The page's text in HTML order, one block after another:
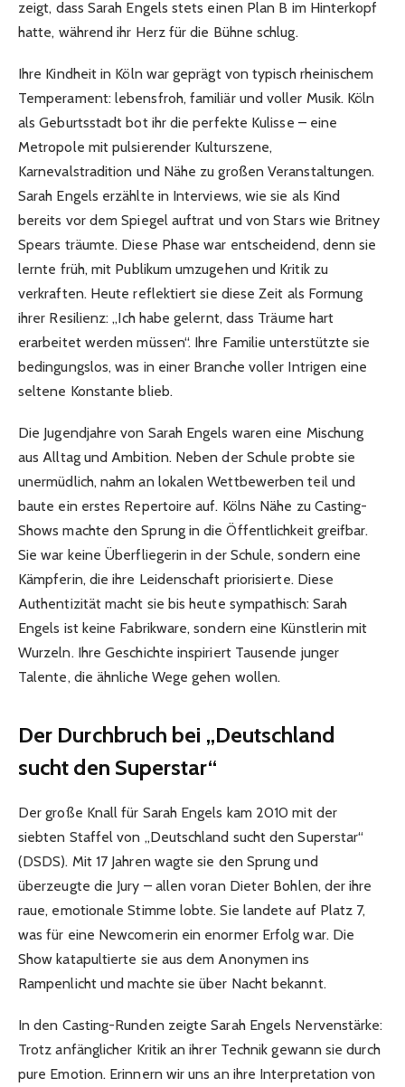
zeigt, dass Sarah Engels stets einen Plan B im Hinterkopf
hatte, während ihr Herz für die Bühne schlug.
Ihre Kindheit in Köln war geprägt von typisch rheinischem
Temperament: lebensfroh, familiär und voller Musik. Köln
als Geburtsstadt bot ihr die perfekte Kulisse – eine
Metropole mit pulsierender Kulturszene,
Karnevalstradition und Nähe zu großen Veranstaltungen.
Sarah Engels erzählte in Interviews, wie sie als Kind
bereits vor dem Spiegel auftrat und von Stars wie Britney
Spears träumte. Diese Phase war entscheidend, denn sie
lernte früh, mit Publikum umzugehen und Kritik zu
verkraften. Heute reflektiert sie diese Zeit als Formung
ihrer Resilienz: „Ich habe gelernt, dass Träume hart
erarbeitet werden müssen“. Ihre Familie unterstützte sie
bedingungslos, was in einer Branche voller Intrigen eine
seltene Konstante blieb.
Die Jugendjahre von Sarah Engels waren eine Mischung
aus Alltag und Ambition. Neben der Schule probte sie
unermüdlich, nahm an lokalen Wettbewerben teil und
baute ein erstes Repertoire auf. Kölns Nähe zu Casting-
Shows machte den Sprung in die Öffentlichkeit greifbar.
Sie war keine Überfliegerin in der Schule, sondern eine
Kämpferin, die ihre Leidenschaft priorisierte. Diese
Authentizität macht sie bis heute sympathisch: Sarah
Engels ist keine Fabrikware, sondern eine Künstlerin mit
Wurzeln. Ihre Geschichte inspiriert Tausende junger
Talente, die ähnliche Wege gehen wollen.
Der Durchbruch bei „Deutschland
sucht den Superstar“
Der große Knall für Sarah Engels kam 2010 mit der
siebten Staffel von „Deutschland sucht den Superstar“
(DSDS). Mit 17 Jahren wagte sie den Sprung und
überzeugte die Jury – allen voran Dieter Bohlen, der ihre
raue, emotionale Stimme lobte. Sie landete auf Platz 7,
was für eine Newcomerin ein enormer Erfolg war. Die
Show katapultierte sie aus dem Anonymen ins
Rampenlicht und machte sie über Nacht bekannt.
In den Casting-Runden zeigte Sarah Engels Nervenstärke:
Trotz anfänglicher Kritik an ihrer Technik gewann sie durch
pure Emotion. Erinnern wir uns an ihre Interpretation von